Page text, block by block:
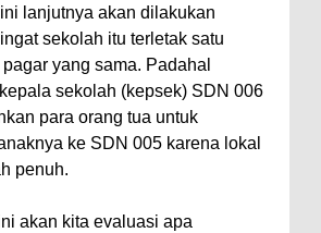
lanjutnya akan dilakukan
sekolah itu terletak satu
yang sama. Padahal
sekolah (kepsek) SDN 006
para orang tua untuk
ke SDN 005 karena lokal
penuh.
akan kita evaluasi apa